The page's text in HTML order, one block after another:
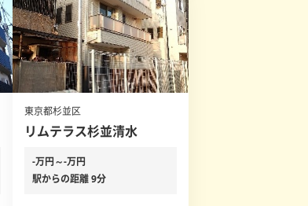
東京都杉並区
リムテラス杉並清水
-万円～-万円
駅からの距離 9分